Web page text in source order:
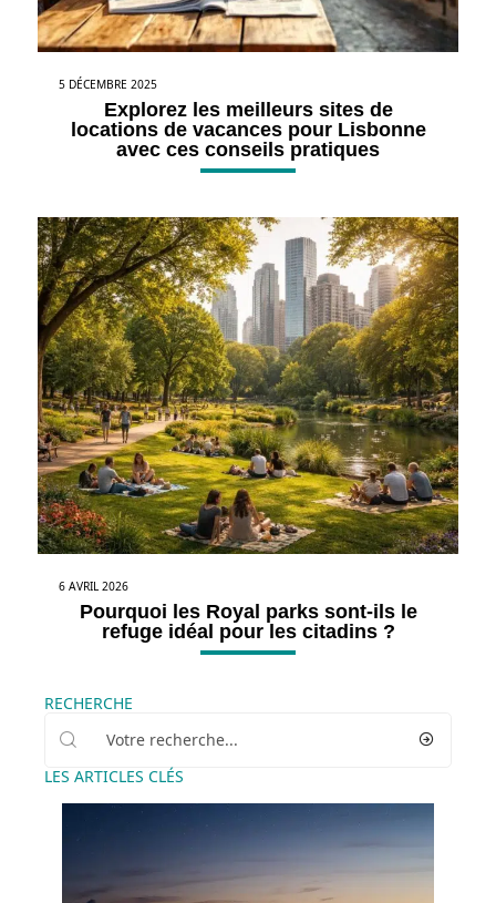
5 DÉCEMBRE 2025
Explorez les meilleurs sites de
locations de vacances pour Lisbonne
avec ces conseils pratiques
6 AVRIL 2026
Pourquoi les Royal parks sont-ils le
refuge idéal pour les citadins ?
RECHERCHE
LES ARTICLES CLÉS